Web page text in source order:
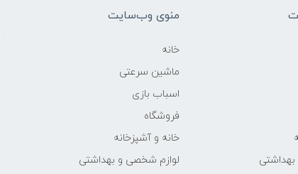
منوی وب‌سایت
خانه
ماشین سرعتی
اسباب بازی
فروشگاه
خانه و آشپزخانه
لوازم شخصی و بهداشتی